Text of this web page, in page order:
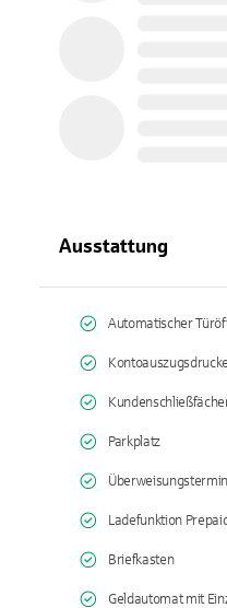
Ausstattung
Automatischer
Parkplatz
Ladefunktion
Briefkasten
Geldautomat mit